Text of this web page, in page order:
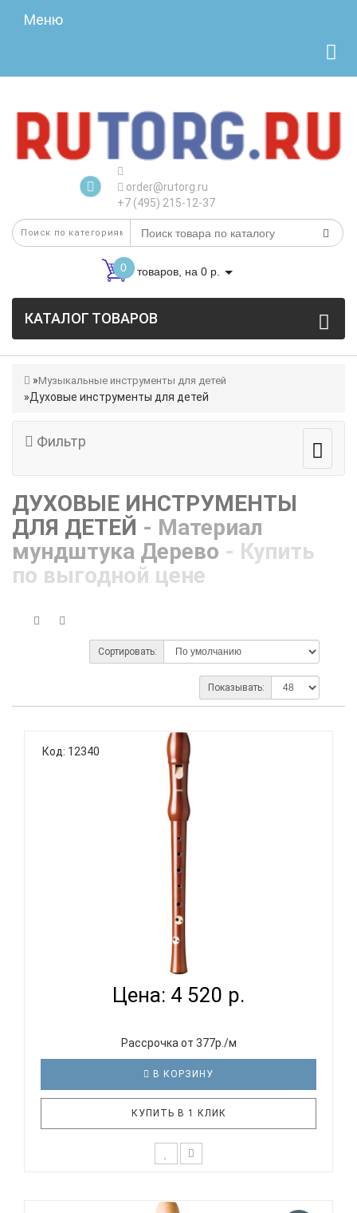
Меню
order@rutorg.ru
+7 (495) 215-12-37
0 товаров, на 0 р.
КАТАЛОГ ТОВАРОВ
Музыкальные инструменты для детей
Духовые инструменты для детей
Фильтр
ДУХОВЫЕ ИНСТРУМЕНТЫ
ДЛЯ ДЕТЕЙ - Материал
мундштука Дерево - Купить
по выгодной цене
Сортировать:
Показывать:
Код: 12340
HOHNER B9550 - БЛОКФЛЕЙТА СОПРАНО БАРОЧНАЯ
СИСТЕМА...
Цена: 4 520 р.
Рассрочка от 377р./м
В КОРЗИНУ
КУПИТЬ В 1 КЛИК
качество звучания инструмента и нужно